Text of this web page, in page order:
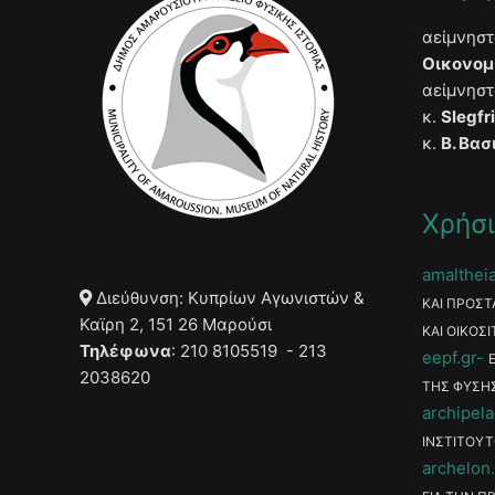
Διεύθυνση: Κυπρίων Αγωνιστών &
Καϊρη 2, 151 26 Μαρούσι
Τηλέφωνα: 210 8105519 - 213
2038620
κ.
κ. Β.
ΚΑΙ
ΚΑΙ
eepf.gr
ΤΗΣ